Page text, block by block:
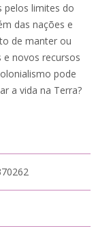
pelos limites do
das nações e
de manter ou
e novos recursos
pode
a vida na Terra?